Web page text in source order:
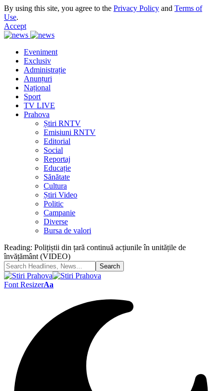
By using this site, you agree to the Privacy Policy and Terms of
Use.
Accept
Eveniment
Exclusiv
Administrație
Anunțuri
Național
Sport
TV LIVE
Prahova
Știri RNTV
Emisiuni RNTV
Editorial
Social
Reportaj
Educație
Sănătate
Cultura
Știri Video
Politic
Campanie
Diverse
Bursa de valori
Reading: Polițiștii din țară continuă acțiunile în unitățile de
învățământ (VIDEO)
Font ResizerAa